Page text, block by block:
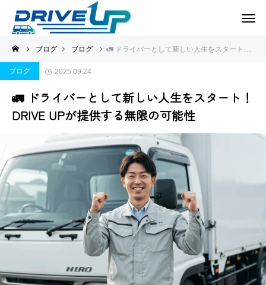
ブログ ブログ 🚛 ドライバーとして新しい人生をスタート！DRIVE UPが提供する無限の可能性
ブログ 2025.09.24
🚛 ドライバーとして新しい人生をスタート！
DRIVE UPが提供する無限の可能性